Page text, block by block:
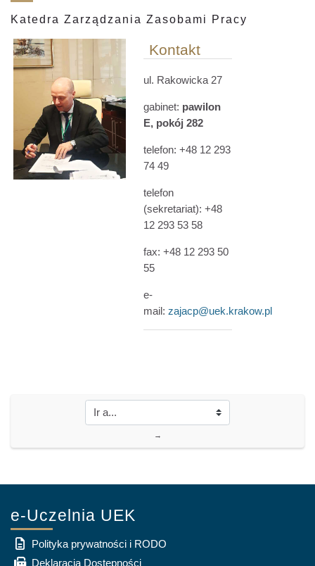
Katedra Zarządzania Zasobami Pracy
Kontakt
ul. Rakowicka 27
gabinet: pawilon
E, pokój282
telefon: +48 12 293
74 49
telefon
(sekretariat): +48
12 293 53 58
fax: +48 12 293 50
55
e-
mail: zajacp@uek.krakow.pl
→
e-Uczelnia UEK
Polityka prywatności i RODO
Deklaracja Dostępności